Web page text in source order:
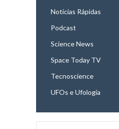
Notícias Rápidas
Podcast
Science News
Space Today TV
Tecnoscience
UFOs e Ufologia